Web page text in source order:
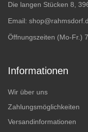
Die langen Stücken 8,
Email:
Öffnungszeiten (Mo-Fr.)
Informationen
Wir über uns
Zahlungsmöglichkeiten
Versandinformationen